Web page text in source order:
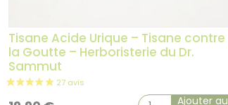
Tisane Acide Urique – Tisane contre
la Goutte – Herboristerie du Dr.
Sammut
Ajouter au